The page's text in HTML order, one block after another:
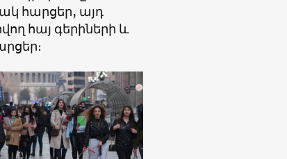
հարցեր, այդ
հայ գերիների և